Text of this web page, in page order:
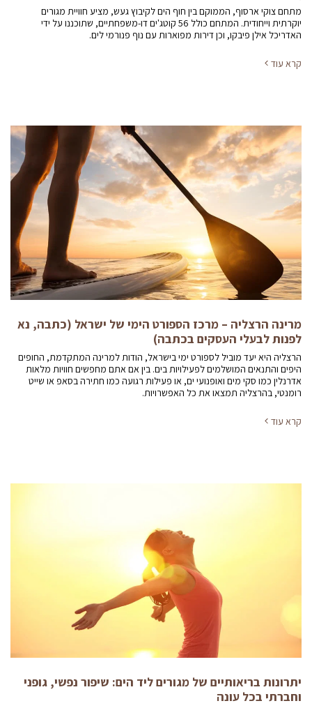
מתחם צוקי ארסוף, הממוקם בין חוף הים לקיבוץ געש, מציע חוויית מגורים
יוקרתית וייחודית. המתחם כולל 56 קוטג'ים דו-משפחתיים, שתוכננו על ידי
האדריכל אילן פיבקו, וכן דירות מפוארות עם נוף פנורמי לים.
קרא עוד
מרינה הרצליה – מרכז הספורט הימי של ישראל (כתבה, נא
לפנות לבעלי העסקים בכתבה)
הרצליה היא יעד מוביל לספורט ימי בישראל, הודות למרינה המתקדמת, החופים
היפים והתנאים המושלמים לפעילויות בים. בין אם אתם מחפשים חוויות מלאות
אדרנלין כמו סקי מים ואופנועי ים, או פעילות רגועה כמו חתירה בסאפ או שייט
רומנטי, בהרצליה תמצאו את כל האפשרויות.
קרא עוד
יתרונות בריאותיים של מגורים ליד הים: שיפור נפשי, גופני
וחברתי בכל עונה